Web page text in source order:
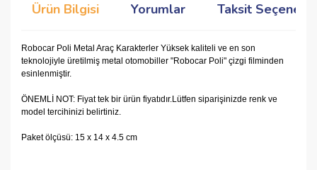
Ürün Bilgisi Yorumlar Taksit
Robocar Poli Metal Araç Karakterler Yüksek kaliteli ve en son
teknolojiyle üretilmiş metal otomobiller "Robocar Poli" çizgi filminden
esinlenmiştir.
ÖNEMLİ NOT: Fiyat tek bir ürün fiyatıdır.Lütfen siparişinizde renk ve
model tercihinizi belirtiniz.
Paket ölçüsü: ‎15 x 14 x 4.5 cm